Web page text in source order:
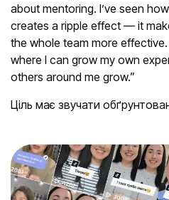
about mentoring. I’ve seen
creates a ripple effect — it
the whole team more
where I can grow my own
others around me grow.”
Ціль має звучати